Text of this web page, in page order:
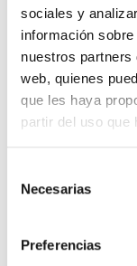
sociales y
información
nuestros
web, quienes
que les haya
partir del uso que
Necesarias
Preferencias